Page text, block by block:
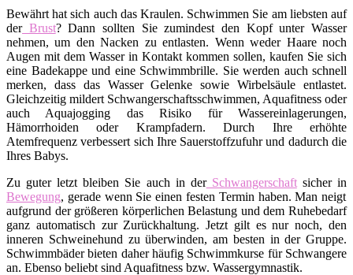
Bewährt hat sich auch das Kraulen. Schwimmen Sie am liebsten auf
derBrust? Dann sollten Sie zumindest den Kopf unter Wasser
nehmen, um den Nacken zu entlasten. Wenn weder Haare noch
Augen mit dem Wasser in Kontakt kommen sollen, kaufen Sie sich
eine Badekappe und eine Schwimmbrille. Sie werden auch schnell
merken, dass das Wasser Gelenke sowie Wirbelsäule entlastet.
Gleichzeitig mildert Schwangerschaftsschwimmen, Aquafitness oder
auch Aquajogging das Risiko für Wassereinlagerungen,
Hämorrhoiden oder Krampfadern. Durch Ihre erhöhte
Atemfrequenz verbessert sich Ihre Sauerstoffzufuhr und dadurch die
Ihres Babys.
Zu guter letzt bleiben Sie auch in derSchwangerschaftsicher in
Bewegung, gerade wenn Sie einen festen Termin haben. Man neigt
aufgrund der größeren körperlichen Belastung und dem Ruhebedarf
ganz automatisch zur Zurückhaltung. Jetzt gilt es nur noch, den
inneren Schweinehund zu überwinden, am besten in der Gruppe.
Schwimmbäder bieten daher häufig Schwimmkurse für Schwangere
an. Ebenso beliebt sind Aquafitness bzw. Wassergymnastik.